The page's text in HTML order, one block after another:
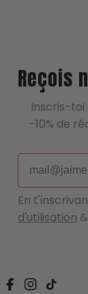
Reçois
Inscris-toi
-10% de
Email
En
d'utilisation